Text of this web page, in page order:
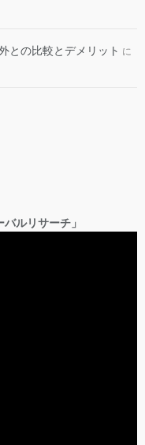
との比較とデメリット に
ルリサーチ」